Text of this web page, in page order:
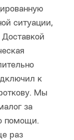
ситуации,
к
Мы
за
помощи.
раз